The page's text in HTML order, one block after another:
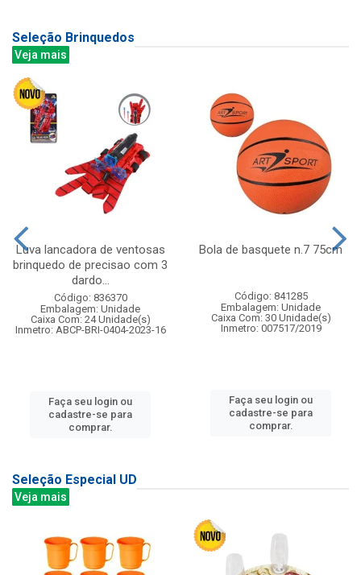
Seleção Brinquedos
Veja mais
Luva lancadora de ventosas
brinquedo de precisao com 3
dardo...
Código: 836370
Embalagem: Unidade
Caixa Com: 24 Unidade(s)
Inmetro: ABCP-BRI-0404-2023-16
Faça seu login ou
cadastre-se para
comprar.
Bola de basquete n.7 75cm
Código: 841285
Embalagem: Unidade
Caixa Com: 30 Unidade(s)
Inmetro: 007517/2019
Faça seu login ou
cadastre-se para
comprar.
Seleção Especial UD
Veja mais